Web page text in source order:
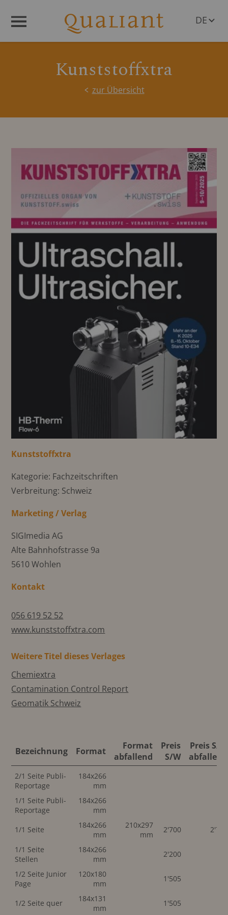
DE
Kunststoffxtra
zur Übersicht
Kunststoffxtra
Kategorie: Fachzeitschriften
Verbreitung: Schweiz
Marketing / Verlag
SIGImedia AG
Alte Bahnhofstrasse 9a
5610 Wohlen
Kontakt
056 619 52 52
www.kunststoffxtra.com
Weitere Titel dieses Verlages
Chemiextra
Contamination Control Report
Geomatik Schweiz
Bezeichnung Format
Format
abfallend
Preis
S/W
Preis S/W
abfallend
2/1 Seite Publi-
Reportage
184x266
mm
1/1 Seite Publi-
Reportage
184x266
mm
1/1 Seite
184x266
mm
210x297
mm
2'700 2'700
1/1 Seite
Stellen
184x266
mm
2'200
1/2 Seite Junior
Page
120x180
mm
1'505
1/2 Seite quer
184x131
mm
1'505